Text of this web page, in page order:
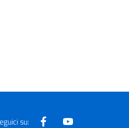
su: Facebook